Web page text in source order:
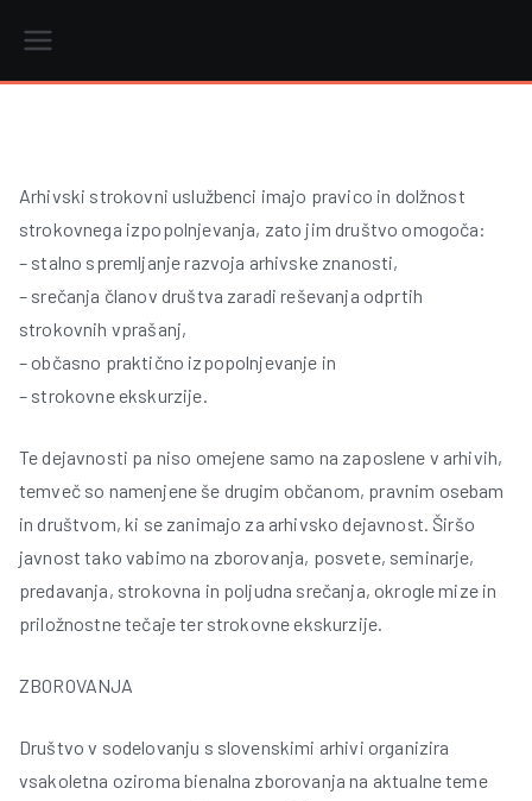
content
Arhivski strokovni uslužbenci imajo pravico in dolžnost
strokovnega izpopolnjevanja, zato jim društvo omogoča:
– stalno spremljanje razvoja arhivske znanosti,
– srečanja članov društva zaradi reševanja odprtih
strokovnih vprašanj,
– občasno praktično izpopolnjevanje in
– strokovne ekskurzije.
Te dejavnosti pa niso omejene samo na zaposlene v arhivih,
temveč so namenjene še drugim občanom, pravnim osebam
in društvom, ki se zanimajo za arhivsko dejavnost. Širšo
javnost tako vabimo na zborovanja, posvete, seminarje,
predavanja, strokovna in poljudna srečanja, okrogle mize in
priložnostne tečaje ter strokovne ekskurzije.
ZBOROVANJA
Društvo v sodelovanju s slovenskimi arhivi organizira
vsakoletna oziroma bienalna zborovanja na aktualne teme